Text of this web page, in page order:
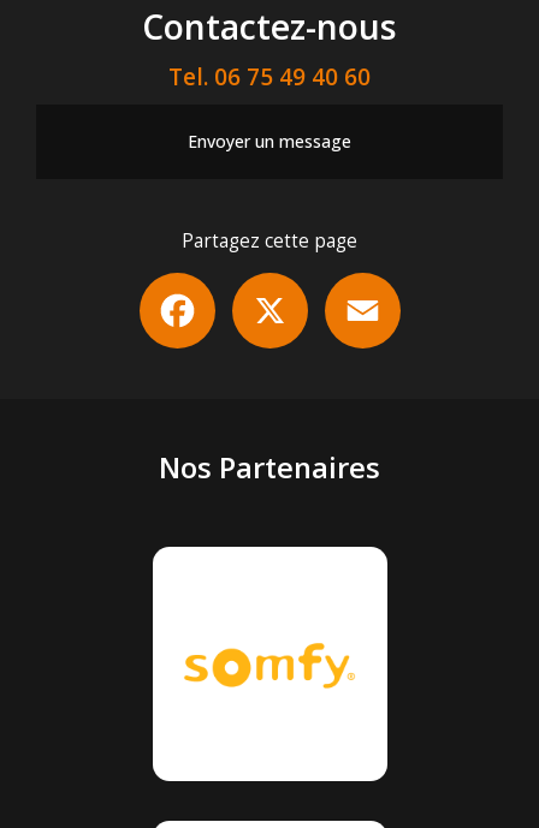
Contactez-nous
Tel. 06 75 49 40 60
Envoyer un message
Partagez cette page
Facebook
Nos Partenaires